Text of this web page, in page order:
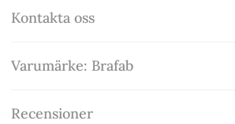
Kontakta oss
Varumärke: Brafab
Recensioner